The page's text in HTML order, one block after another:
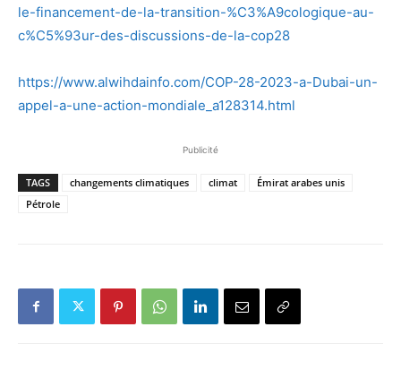
le-financement-de-la-transition-%C3%A9cologique-au-
c%C5%93ur-des-discussions-de-la-cop28
https://www.alwihdainfo.com/COP-28-2023-a-Dubai-un-
appel-a-une-action-mondiale_a128314.html
Publicité
TAGS changements climatiques climat
Émirat arabes unis
Pétrole